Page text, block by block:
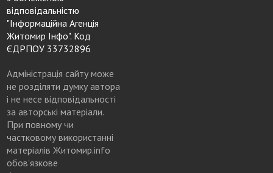
відповідальністю
"Інформаційна Агенція
Житомир Інфо". Код
ЄДРПОУ 33732896
Адміністрація сайту може
не розділяти думку автора
і не несе відповідальності
за авторські матеріали.
При повному чи
частковому використанні
матеріалів Житомир.info
обов’язкове